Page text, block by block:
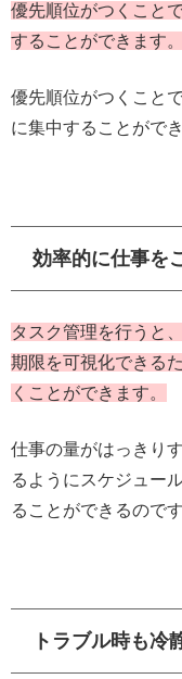
優先順位がつくこと
することができます。
優先順位がつくこと
に集中することができ
効率的に仕事を
タスク管理を行うと
期限を可視化できる
くことができます。
仕事の量がはっきり
るようにスケジュー
ることができるのです
トラブル時も冷